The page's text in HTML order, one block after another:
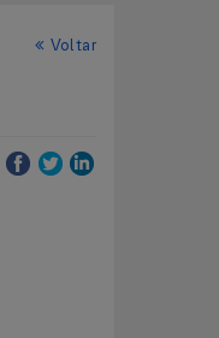
Voltar